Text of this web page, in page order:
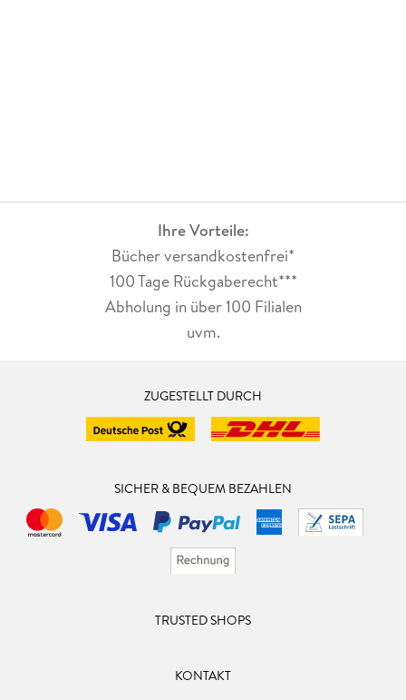
Ihre Vorteile:
Bücher versandkostenfrei*
100 Tage Rückgaberecht***
Abholung in über 100 Filialen
uvm.
ZUGESTELLT DURCH
SICHER & BEQUEM BEZAHLEN
TRUSTED SHOPS
KONTAKT